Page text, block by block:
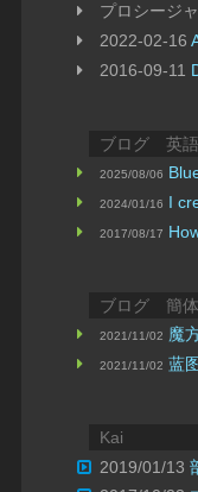
プロシージ
2022-02-16
2016-09-11
ブログ 英語
2025/08/06
2024/01/16 I
2017/08/17
ブログ 簡
2021/11/02 魔
2021/11/02 蓝
Kai
2019/01/13